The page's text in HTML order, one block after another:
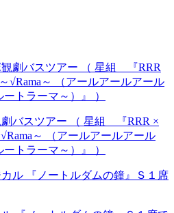
劇バスツアー （ 星組 『RRR ×
～ （アールアールアール
トラーマ～）』 ）